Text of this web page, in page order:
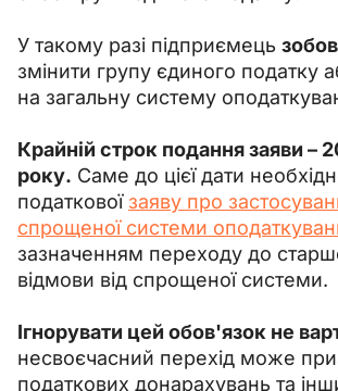
У такому разі підприємець
змінити групу єдиного податку
на загальну систему
Крайній строк подання заяви –
року. Саме до цієї дати
податкової заяву про
спрощеної системи
зазначенням переходу до
відмови від спрощеної системи.
Ігнорувати цей обов'язок не
несвоєчасний перехід може
податкових донарахувань та